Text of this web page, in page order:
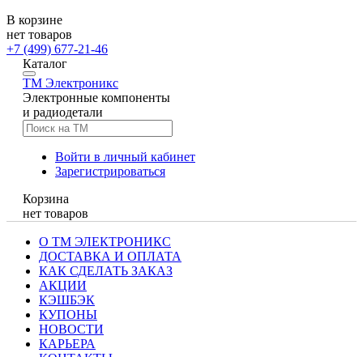
В корзине
нет товаров
+7 (499) 677-21-46
Каталог
TM Электроникс
Электронные компоненты
и радиодетали
Войти в личный кабинет
Зарегистрироваться
Корзина
нет товаров
О ТМ ЭЛЕКТРОНИКС
ДОСТАВКА И ОПЛАТА
КАК СДЕЛАТЬ ЗАКАЗ
АКЦИИ
КЭШБЭК
КУПОНЫ
НОВОСТИ
КАРЬЕРА